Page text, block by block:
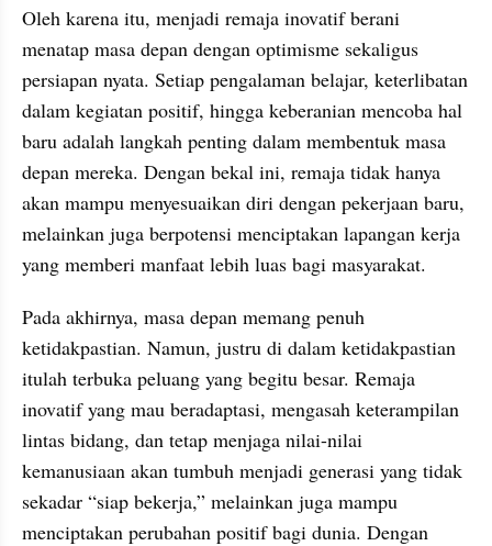
Oleh karena itu, menjadi remaja inovatif berani
menatap masa depan dengan optimisme sekaligus
persiapan nyata. Setiap pengalaman belajar, keterlibatan
dalam kegiatan positif, hingga keberanian mencoba hal
baru adalah langkah penting dalam membentuk masa
depan mereka. Dengan bekal ini, remaja tidak hanya
akan mampu menyesuaikan diri dengan pekerjaan baru,
melainkan juga berpotensi menciptakan lapangan kerja
yang memberi manfaat lebih luas bagi masyarakat.
Pada akhirnya, masa depan memang penuh
ketidakpastian. Namun, justru di dalam ketidakpastian
itulah terbuka peluang yang begitu besar. Remaja
inovatif yang mau beradaptasi, mengasah keterampilan
lintas bidang, dan tetap menjaga nilai-nilai
kemanusiaan akan tumbuh menjadi generasi yang tidak
sekadar “siap bekerja,” melainkan juga mampu
menciptakan perubahan positif bagi dunia. Dengan